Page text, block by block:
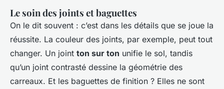
Le soin des joints et baguettes
On le dit souvent : c’est dans les détails que se joue la
réussite. La couleur des joints, par exemple, peut tout
changer. Un joint ton sur ton unifie le sol, tandis
qu’un joint contrasté dessine la géométrie des
carreaux. Et les baguettes de finition ? Elles ne sont